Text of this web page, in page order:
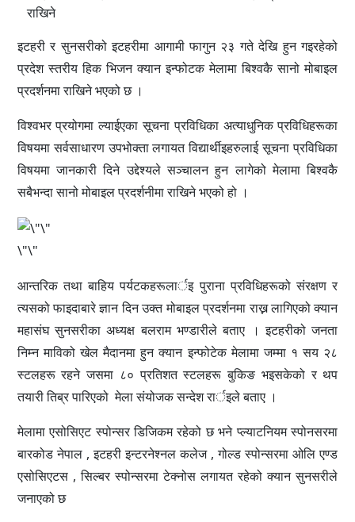
इटहरी र सुनसरीको इटहरीमा आगामी फागुन २३ गते देखि हुन गइरहेको
प्रदेश स्तरीय हिक भिजन क्यान इन्फोटक मेलामा बिश्वकै सानो मोबाइल
प्रदर्शनमा राखिने भएको छ ।
विश्वभर प्रयोगमा ल्याईएका सूचना प्रविधिका अत्याधुनिक प्रविधिहरूका
विषयमा सर्वसाधारण उपभोक्ता लगायत विद्यार्थीइहरुलाई सूचना प्रविधिका
विषयमा जानकारी दिने उद्देश्यले सञ्चालन हुन लागेको मेलामा बिश्वकै
सबैभन्दा सानो मोबाइल प्रदर्शनीमा राखिने भएको हो ।
\"\"
आन्तरिक तथा बाहिय पर्यटकहरूलार्इ पुराना प्रविधिहरूको संरक्षण र
त्यसको फाइदाबारे ज्ञान दिन उक्त मोबाइल प्रदर्शनमा राख्न लागिएको क्यान
महासंघ सुनसरीका अध्यक्ष बलराम भण्डारीले बताए । इटहरीको जनता
निम्न माविको खेल मैदानमा हुन क्यान इन्फोटेक मेलामा जम्मा १ सय २८
स्टलहरू रहने जसमा ८० प्रतिशत स्टलहरू बुकिङ भइसकेको र थप
तयारी तिब्र पारिएको मेला संयोजक सन्देश रार्इले बताए ।
मेलामा एसोसिएट स्पोन्सर डिजिकम रहेको छ भने प्ल्याटनियम स्पोनसरमा
बारकोड नेपाल ,इटहरी इन्टरनेश्नल कलेज ,गोल्ड स्पोन्सरमा ओलि एण्ड
एसोसिएटस ,सिल्बर स्पोन्सरमा टेक्नोस लगायत रहेको क्यान सुनसरीले
जनाएको छ